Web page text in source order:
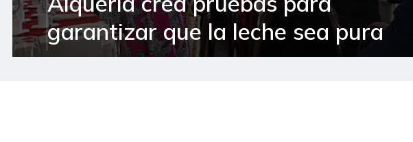
garantizar que la leche sea pura